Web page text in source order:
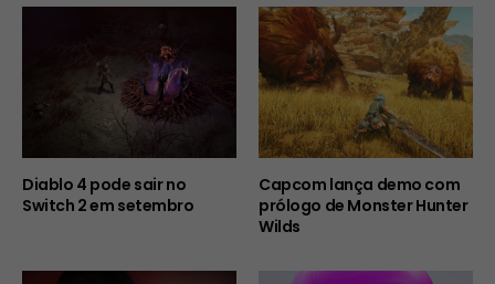
Diablo 4 pode sair no
Switch 2 em setembro
Capcom lança demo com
prólogo de Monster Hunter
Wilds